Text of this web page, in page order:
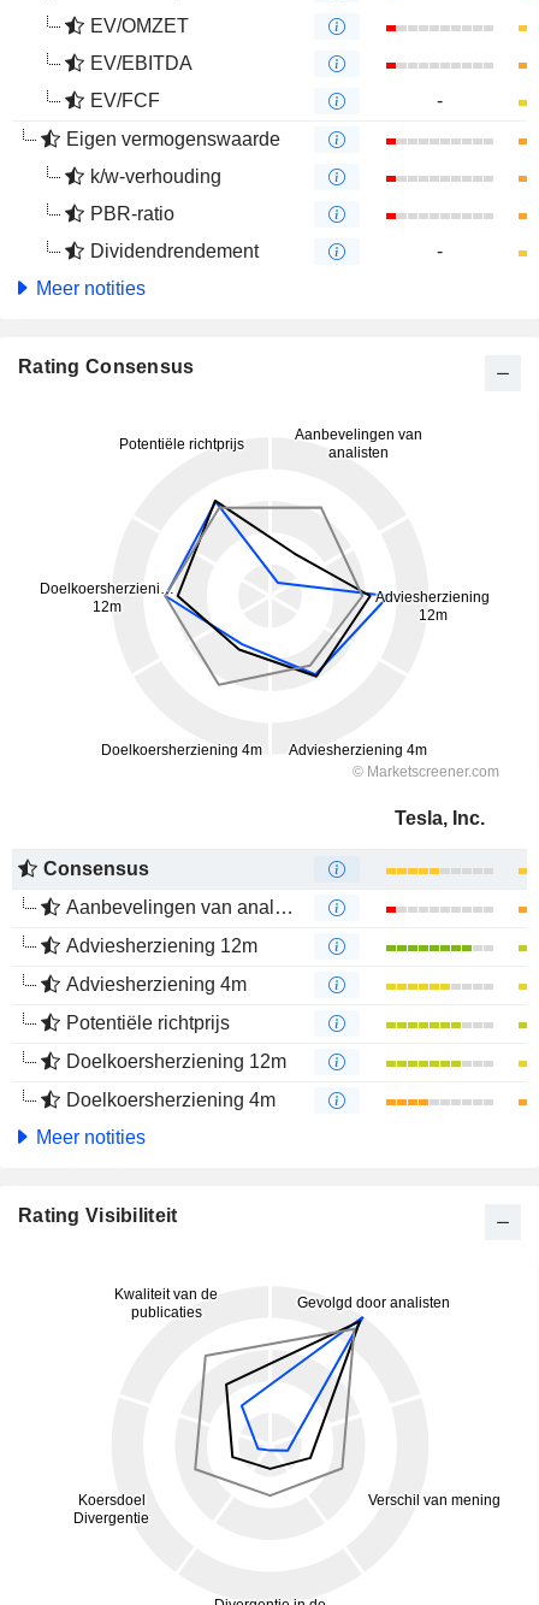
EV/OMZET
EV/EBITDA
EV/FCF
-
Eigen vermogenswaarde
k/w-verhouding
PBR-ratio
Dividendrendement
-
Meer notities
Rating Consensus
Tesla, Inc.
Consensus
Aanbevelingen van analisten
Adviesherziening 12m
Adviesherziening 4m
Potentiële richtprijs
Doelkoersherziening 12m
Doelkoersherziening 4m
Meer notities
Rating Visibiliteit